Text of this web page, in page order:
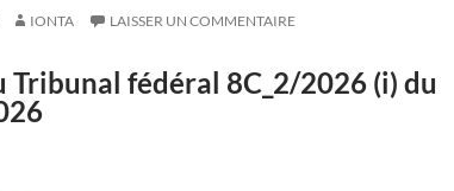
IONTA LAISSER UN COMMENTAIRE
Tribunal fédéral 8C_2/2026 (i) du